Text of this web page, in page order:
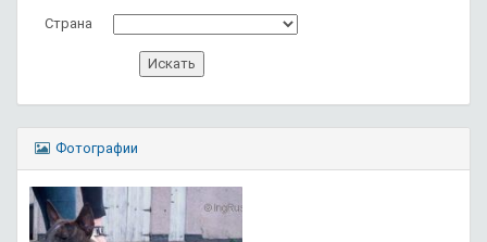
Страна
Фотографии